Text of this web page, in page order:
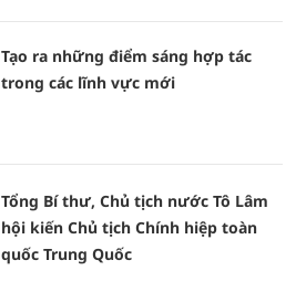
Tạo ra những điểm sáng hợp tác
trong các lĩnh vực mới
Tổng Bí thư, Chủ tịch nước Tô Lâm
hội kiến Chủ tịch Chính hiệp toàn
quốc Trung Quốc